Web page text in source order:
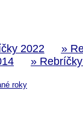
2022 »
»
roky